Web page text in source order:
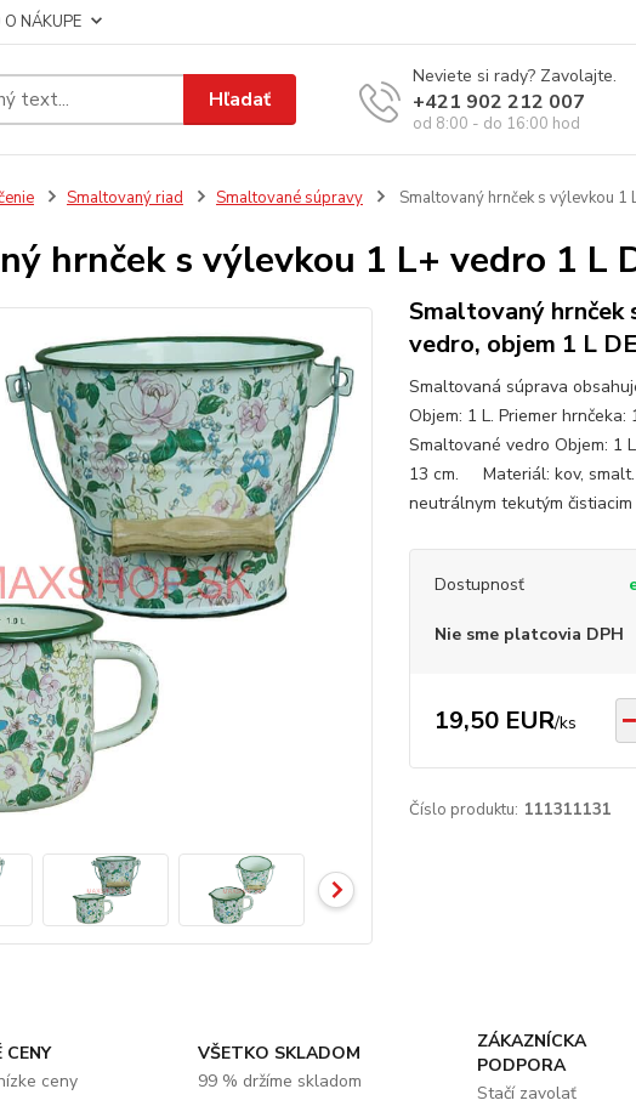
NÁKUPE
Hľadať
Neviete si rady? Zavolajte.
+421 902 212 007
od 8:00 - do 16:00 hod
Smaltovaný riad Smaltované súpravy Smaltovaný hrnček s výlevkou 1
hrnček s výlevkou 1 L+ vedro 1 L
Smaltovaný hrnček
vedro, objem 1 L
Smaltovaná súprava
Objem: 1 L. Priemer hrnčeka:
Smaltované vedro Objem: 1
13 cm. Materiál: kov,
neutrálnym tekutým čistiacim
Dostupnosť
Nie sme platcovia DPH
19,50 EUR/ks
Číslo produktu: 111311131
CENY
ceny
VŠETKO SKLADOM
99 % držíme skladom
ZÁKAZNÍCKA
PODPORA
Stačí zavolať